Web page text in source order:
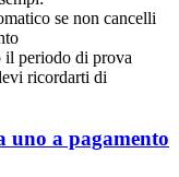
se non cancelli
il periodo di prova
ricordarti di
uno a pagamento